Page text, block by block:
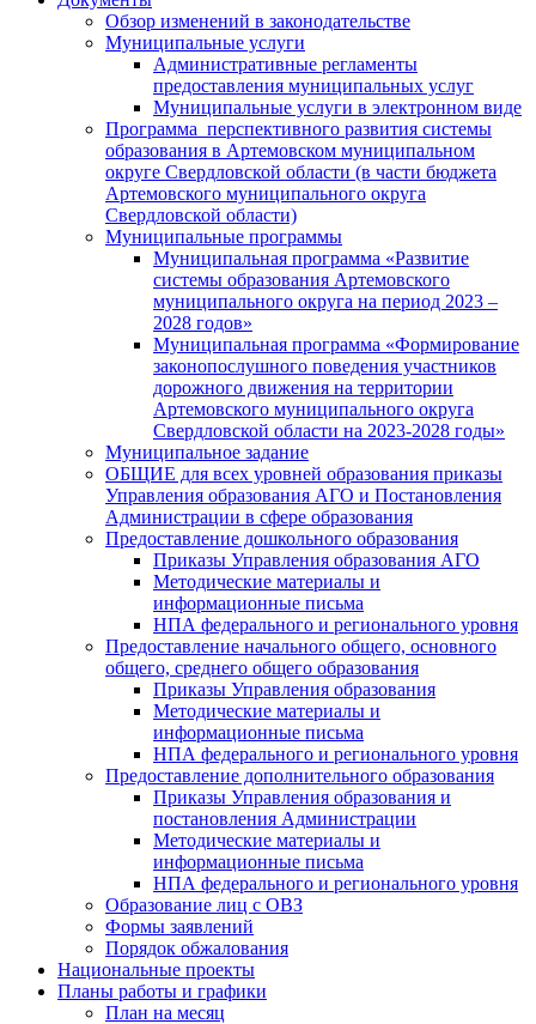
Обзор изменений в законодательстве
Муниципальные услуги
Административные регламенты
предоставления муниципальных услуг
Муниципальные услуги в электронном виде
Программа перспективного развития системы
образования в Артемовском муниципальном
округе Свердловской области (в части бюджета
Артемовского муниципального округа
Свердловской области)
Муниципальные программы
Муниципальная программа «Развитие
системы образования Артемовского
муниципального округа на период 2023 –
2028 годов»
Муниципальная программа «Формирование
законопослушного поведения участников
дорожного движения на территории
Артемовского муниципального округа
Свердловской области на 2023-2028 годы»
Муниципальное задание
ОБЩИЕ для всех уровней образования приказы
Управления образования АГО и Постановления
Администрации в сфере образования
Предоставление дошкольного образования
Приказы Управления образования АГО
Методические материалы и
информационные письма
НПА федерального и регионального уровня
Предоставление начального общего, основного
общего, среднего общего образования
Приказы Управления образования
Методические материалы и
информационные письма
НПА федерального и регионального уровня
Предоставление дополнительного образования
Приказы Управления образования и
постановления Администрации
Методические материалы и
информационные письма
НПА федерального и регионального уровня
Образование лиц с ОВЗ
Формы заявлений
Порядок обжалования
Национальные проекты
Планы работы и графики
План на месяц